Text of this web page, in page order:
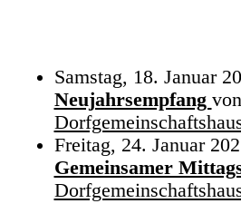
Samstag, 18. Januar
Neujahrsempfang
Freitag, 24. Januar
Gemeinsamer